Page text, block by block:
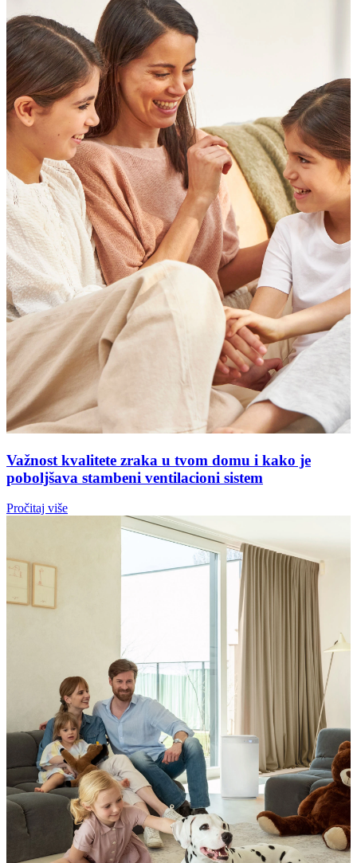
Važnost kvalitete zraka u tvom domu i kako je
poboljšava stambeni ventilacioni sistem
Pročitaj više